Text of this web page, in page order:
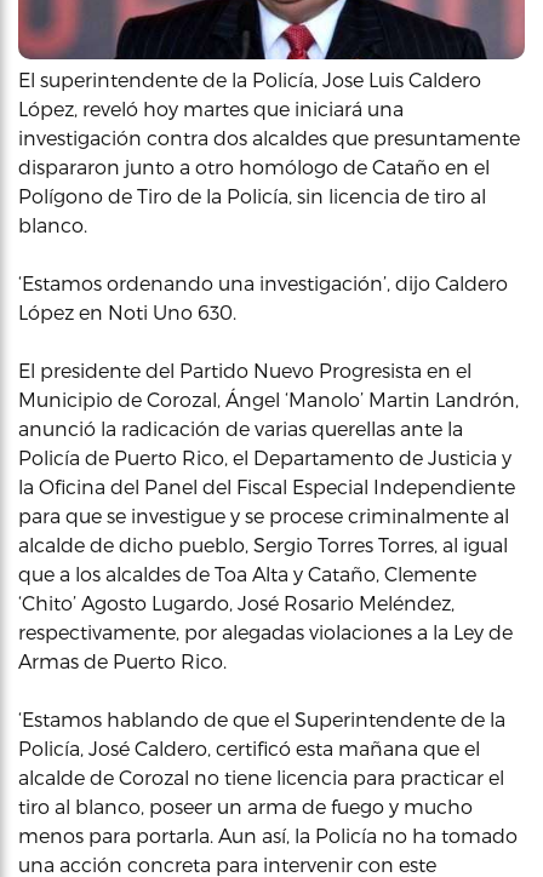
El superintendente de la Policía, Jose Luis Caldero
López, reveló hoy martes que iniciará una
investigación contra dos alcaldes que presuntamente
dispararon junto a otro homólogo de Cataño en el
Polígono de Tiro de la Policía, sin licencia de tiro al
blanco.
‘Estamos ordenando una investigación’, dijo Caldero
López en Noti Uno 630.
El presidente del Partido Nuevo Progresista en el
Municipio de Corozal, Ángel ‘Manolo’ Martin Landrón,
anunció la radicación de varias querellas ante la
Policía de Puerto Rico, el Departamento de Justicia y
la Oficina del Panel del Fiscal Especial Independiente
para que se investigue y se procese criminalmente al
alcalde de dicho pueblo, Sergio Torres Torres, al igual
que a los alcaldes de Toa Alta y Cataño, Clemente
‘Chito’ Agosto Lugardo, José Rosario Meléndez,
respectivamente, por alegadas violaciones a la Ley de
Armas de Puerto Rico.
‘Estamos hablando de que el Superintendente de la
Policía, José Caldero, certificó esta mañana que el
alcalde de Corozal no tiene licencia para practicar el
tiro al blanco, poseer un arma de fuego y mucho
menos para portarla. Aun así, la Policía no ha tomado
una acción concreta para intervenir con este